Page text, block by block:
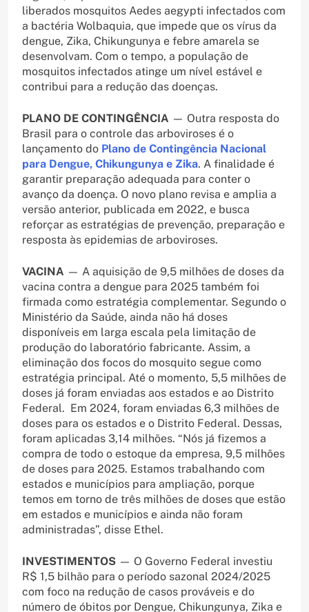
liberados mosquitos Aedes aegypti infectados com
a bactéria Wolbaquia, que impede que os vírus da
dengue, Zika, Chikungunya e febre amarela se
desenvolvam. Com o tempo, a população de
mosquitos infectados atinge um nível estável e
contribui para a redução das doenças.
PLANO DE CONTINGÊNCIA — Outra resposta do
Brasil para o controle das arboviroses é o
lançamento do Plano de Contingência Nacional
para Dengue, Chikungunya e Zika. A finalidade é
garantir preparação adequada para conter o
avanço da doença. O novo plano revisa e amplia a
versão anterior, publicada em 2022, e busca
reforçar as estratégias de prevenção, preparação e
resposta às epidemias de arboviroses.
VACINA — A aquisição de 9,5 milhões de doses da
vacina contra a dengue para 2025 também foi
firmada como estratégia complementar. Segundo o
Ministério da Saúde, ainda não há doses
disponíveis em larga escala pela limitação de
produção do laboratório fabricante. Assim, a
eliminação dos focos do mosquito segue como
estratégia principal. Até o momento, 5,5 milhões de
doses já foram enviadas aos estados e ao Distrito
Federal. Em 2024, foram enviadas 6,3 milhões de
doses para os estados e o Distrito Federal. Dessas,
foram aplicadas 3,14 milhões. “Nós já fizemos a
compra de todo o estoque da empresa, 9,5 milhões
de doses para 2025. Estamos trabalhando com
estados e municípios para ampliação, porque
temos em torno de três milhões de doses que estão
em estados e municípios e ainda não foram
administradas”, disse Ethel.
INVESTIMENTOS — O Governo Federal investiu
R$ 1,5 bilhão para o período sazonal 2024/2025
com foco na redução de casos prováveis e do
número de óbitos por Dengue, Chikungunya, Zika e